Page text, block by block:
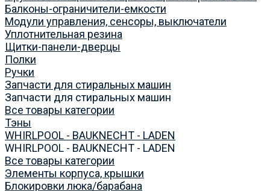
Балконы-ограничители-емкости
Модули управления, сенсоры, выключатели
Уплотнительная резина
Щитки-панели-дверцы
Полки
Ручки
Запчасти для стиральных машин
Запчасти для стиральных машин
Все товары категории
Тэны
WHIRLPOOL - BAUKNECHT - LADEN
WHIRLPOOL - BAUKNECHT - LADEN
Все товары категории
Элементы корпуса, крышки
Блокировки люка/барабана